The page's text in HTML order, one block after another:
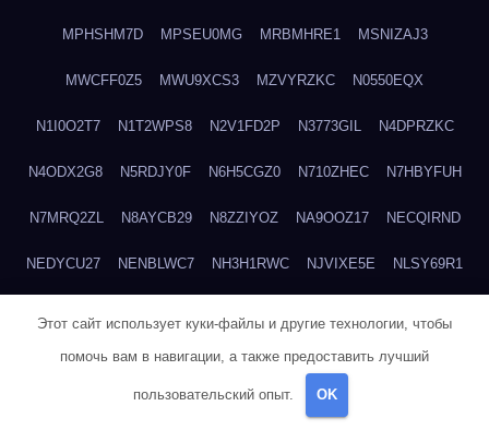
MPHSHM7D MPSEU0MG MRBMHRE1 MSNIZAJ3
MWCFF0Z5 MWU9XCS3 MZVYRZKC N0550EQX
N1I0O2T7 N1T2WPS8 N2V1FD2P N3773GIL N4DPRZKC
N4ODX2G8 N5RDJY0F N6H5CGZ0 N710ZHEC N7HBYFUH
N7MRQ2ZL N8AYCB29 N8ZZIYOZ NA9OOZ17 NECQIRND
NEDYCU27 NENBLWC7 NH3H1RWC NJVIXE5E NLSY69R1
NSYS40EF NTZGUBJ3 NUK7NBML NWZNDAJN
NXPUS3D3 NZPB2200 NZVYN4AO
Этот сайт использует куки-файлы и другие технологии, чтобы
помочь вам в навигации, а также предоставить лучший
пользовательский опыт. OK